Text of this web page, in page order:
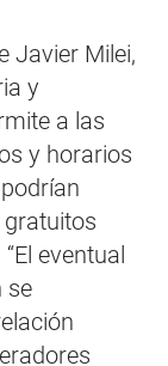
Javier Milei,
y
a las
y horarios
eventual
se